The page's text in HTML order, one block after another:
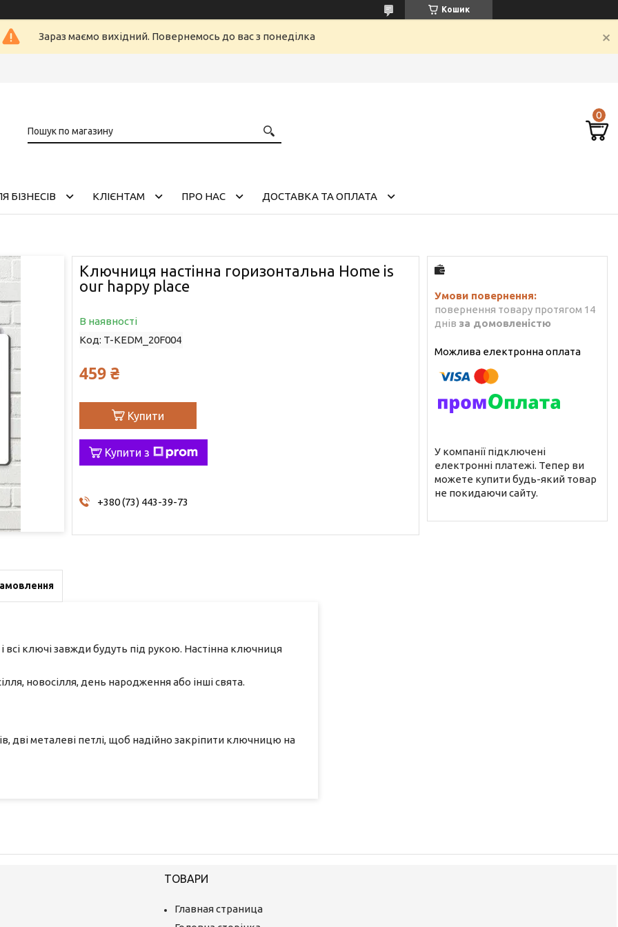
Кошик
Зараз маємо вихідний. Повернемось до вас з понеділка
БІЗНЕСІВ КЛІЄНТАМ ПРО НАС ДОСТАВКА ТА ОПЛАТА
Ключниця настінна горизонтальна Home is
our happy place
В наявності
Код: T-KEDM_20F004
459 ₴
Купити
Купити з
+380 (73) 443-39-73
повернення товару протягом 14
днів за домовленістю
У компанії підключені
електронні платежі. Тепер ви
можете купити будь-який товар
не покидаючи сайту.
ключі завжди будуть під рукою. Настінна ключниця
новосілля, день народження або інші свята.
дві металеві петлі, щоб надійно закріпити ключницю на
ТОВАРИ
Главная страница